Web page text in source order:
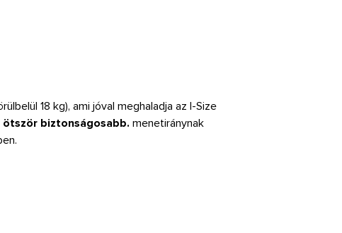
18 kg), ami jóval meghaladja az I-Size
biztonságosabb. menetiránynak